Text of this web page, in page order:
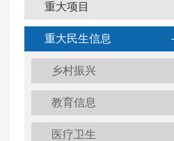
重大项目
重大民生信息
乡村振兴
教育信息
医疗卫生